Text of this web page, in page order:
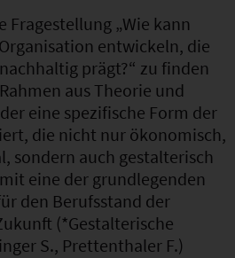
Fragestellung „Wie kann
entwickeln, die
prägt?“ zu finden
aus Theorie und
eine spezifische Form der
die nicht nur ökonomisch,
sondern auch gestalterisch
eine der grundlegenden
den Berufsstand der
(*Gestalterische
S., Prettenthaler F.)